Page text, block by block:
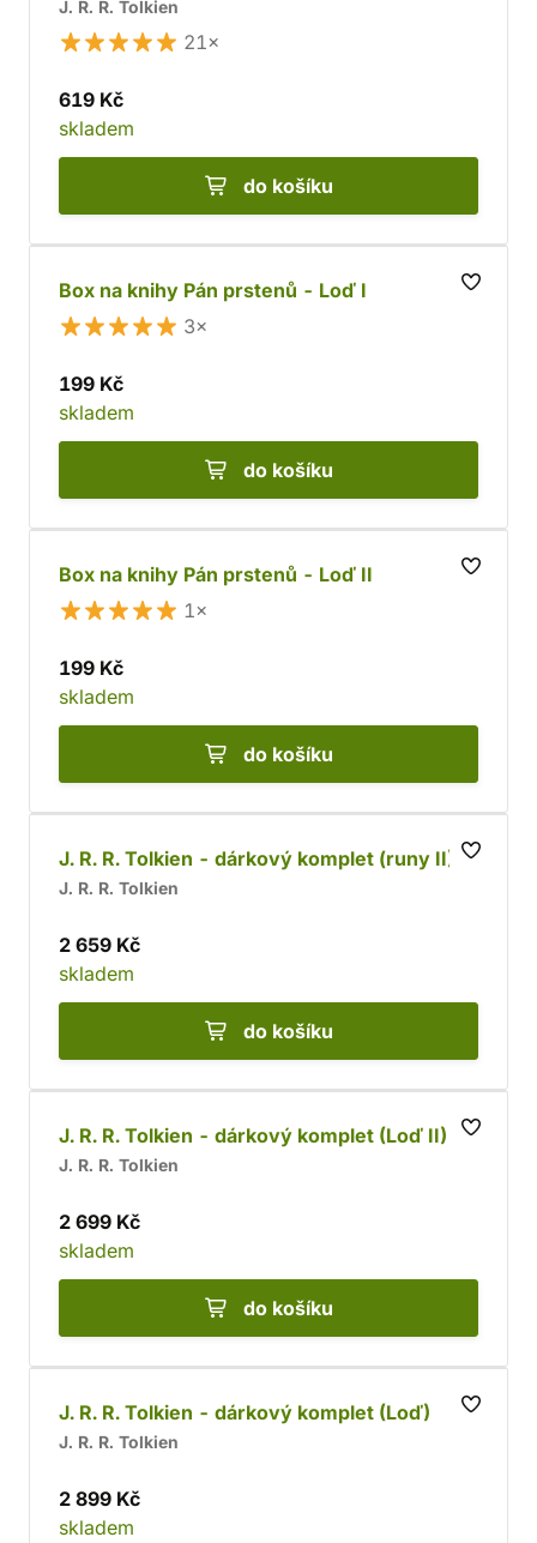
J. R. R. Tolkien
21×
619 Kč
skladem
do košíku
Box na knihy Pán prstenů - Loď I
3×
199 Kč
skladem
do košíku
Box na knihy Pán prstenů - Loď II
1×
199 Kč
skladem
do košíku
J. R. R. Tolkien - dárkový komplet (runy II)
J. R. R. Tolkien
2 659 Kč
skladem
do košíku
J. R. R. Tolkien - dárkový komplet (Loď II)
J. R. R. Tolkien
2 699 Kč
skladem
do košíku
J. R. R. Tolkien - dárkový komplet (Loď)
J. R. R. Tolkien
2 899 Kč
skladem